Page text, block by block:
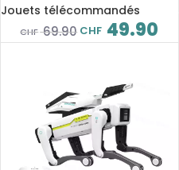
2.4G, Tout-Terrain &
Étanche, démo Automatique
& Drift 360°
Jouets télécommandés
CHF69.90 CHF 49.90